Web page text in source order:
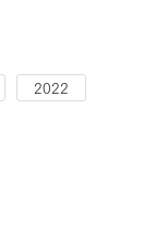
2022